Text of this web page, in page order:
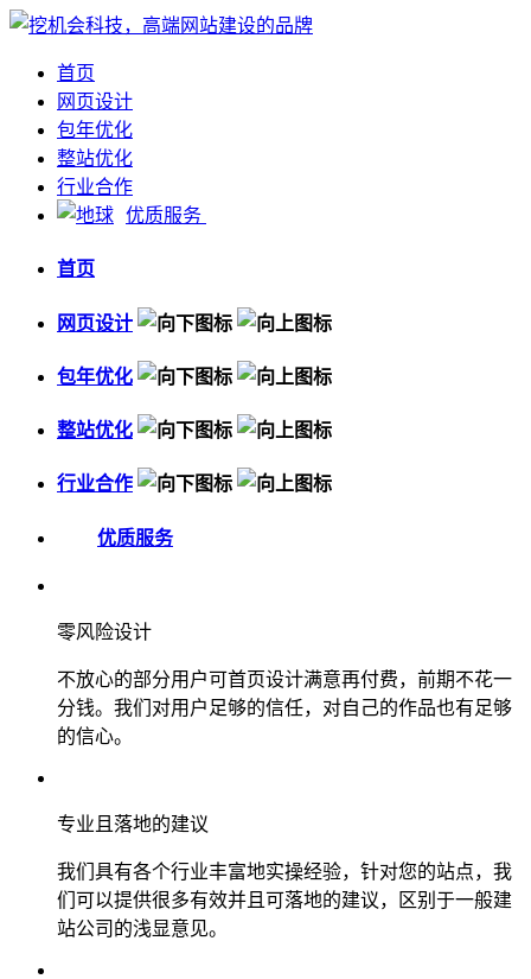
首页
网页设计
包年优化
整站优化
行业合作
优质服务
首页
网页设计
包年优化
整站优化
行业合作
优质服务
零风险设计
不放心的部分用户可首页设计满意再付费，前期不花一
分钱。我们对用户足够的信任，对自己的作品也有足够
的信心。
专业且落地的建议
我们具有各个行业丰富地实操经验，针对您的站点，我
们可以提供很多有效并且可落地的建议，区别于一般建
站公司的浅显意见。